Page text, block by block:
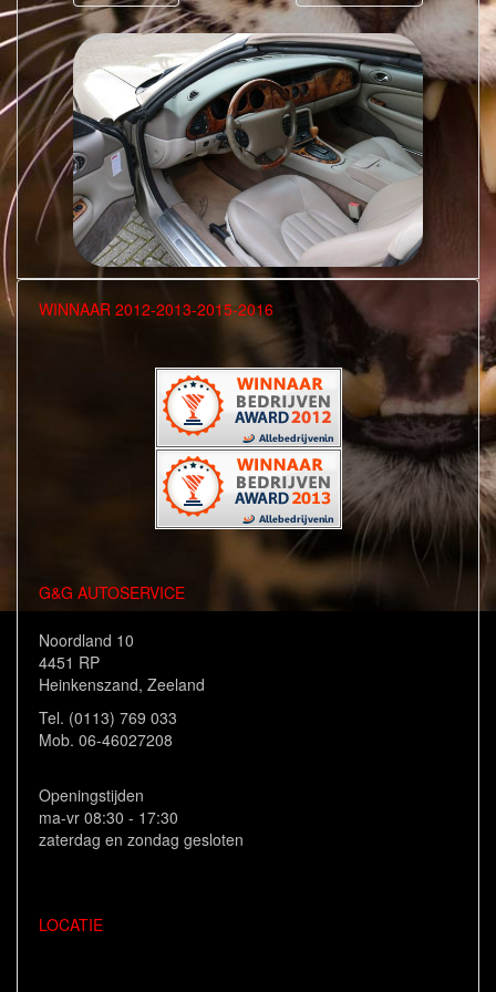
WINNAAR 2012-2013-2015-2016
G&G AUTOSERVICE
Noordland 10
4451 RP
Heinkenszand, Zeeland
Tel. (0113) 769 033
Mob. 06-46027208
Openingstijden
ma-vr 08:30 - 17:30
zaterdag en zondag gesloten
LOCATIE